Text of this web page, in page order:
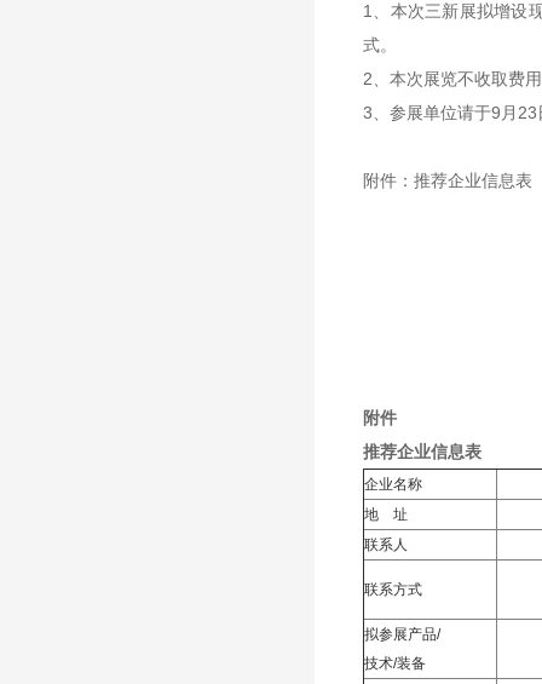
1、本次三新展拟增设
式。
2、本次展览不收取费
3、参展单位请于9月
附件：推荐企业信息表
附件
推荐企业信息表
企业名称
地 址
联系人
联系方式
拟参展产品/
技术/装备